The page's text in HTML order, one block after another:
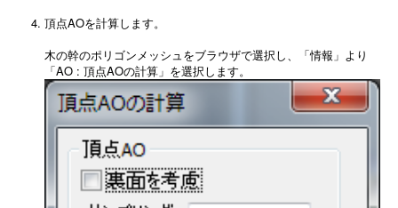
頂点AOを計算します。
木の幹のポリゴンメッシュをブラウザで選択し、「情報」より
「AO : 頂点AOの計算」を選択します。